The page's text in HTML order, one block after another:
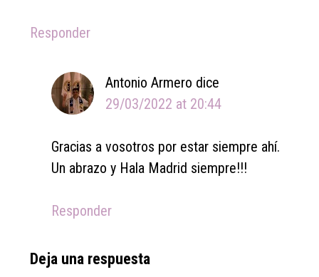
Responder
Antonio Armero dice
29/03/2022 at 20:44
Gracias a vosotros por estar siempre ahí.
Un abrazo y Hala Madrid siempre!!!
Responder
Deja una respuesta